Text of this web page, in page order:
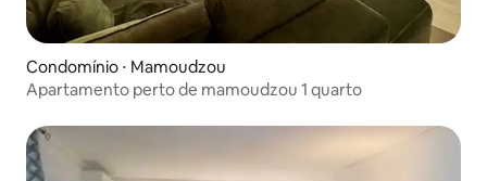
Condomínio ⋅ Mamoudzou
Apartamento perto de mamoudzou 1 quarto